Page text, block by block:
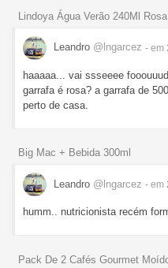
Lindoya Água Verão 240Ml Rosa
Leandro @lngarcez - em
haaaaa... vai ssseeee
garrafa é rosa? a garrafa de
perto de casa.
Big Mac + Bebida 300ml
Leandro @lngarcez - em
humm.. nutricionista recém
Pack De 2 Cafés Gourmet